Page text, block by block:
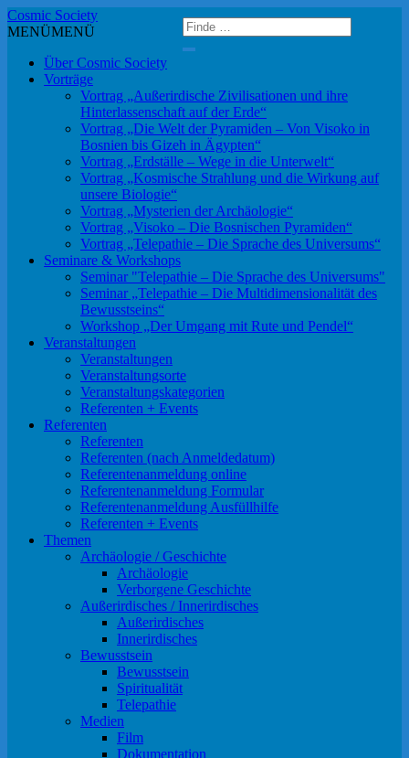
Cosmic Society
MENÜMENÜ
Über Cosmic Society
Vorträge
Vortrag „Außerirdische Zivilisationen und ihre
Hinterlassenschaft auf der Erde“
Vortrag „Die Welt der Pyramiden – Von Visoko in
Bosnien bis Gizeh in Ägypten“
Vortrag „Erdställe – Wege in die Unterwelt“
Vortrag „Kosmische Strahlung und die Wirkung auf
unsere Biologie“
Vortrag „Mysterien der Archäologie“
Vortrag „Visoko – Die Bosnischen Pyramiden“
Vortrag „Telepathie – Die Sprache des Universums“
Seminare & Workshops
Seminar "Telepathie – Die Sprache des Universums"
Seminar „Telepathie – Die Multidimensionalität des
Bewusstseins“
Workshop „Der Umgang mit Rute und Pendel“
Veranstaltungen
Veranstaltungen
Veranstaltungsorte
Veranstaltungskategorien
Referenten + Events
Referenten
Referenten
Referenten (nach Anmeldedatum)
Referentenanmeldung online
Referentenanmeldung Formular
Referentenanmeldung Ausfüllhilfe
Referenten + Events
Themen
Archäologie / Geschichte
Archäologie
Verborgene Geschichte
Außerirdisches / Innerirdisches
Außerirdisches
Innerirdisches
Bewusstsein
Bewusstsein
Spiritualität
Telepathie
Medien
Film
Dokumentation
Search
for:
Finde
Search
for:
Finde